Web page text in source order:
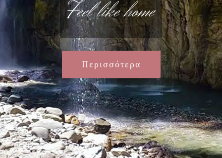
Feel like home
Περισσότερα